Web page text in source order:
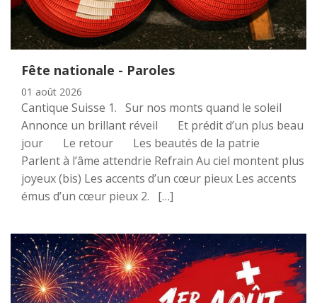
Fête nationale - Paroles
01 août 2026
Cantique Suisse 1. Sur nos monts quand le soleil
Annonce un brillant réveil Et prédit d’un plus beau
jour Le retour Les beautés de la patrie
Parlent à l’âme attendrie Refrain Au ciel montent plus
joyeux (bis) Les accents d’un cœur pieux Les accents
émus d’un cœur pieux 2. […]